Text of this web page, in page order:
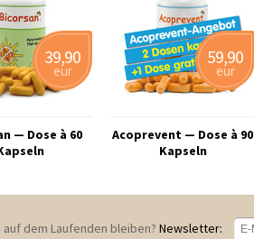
39,90
eur
— Dose à 60
59,90
eur
Acoprevent — Dose à 90
Kapseln
auf dem Laufenden bleiben? Newsletter: